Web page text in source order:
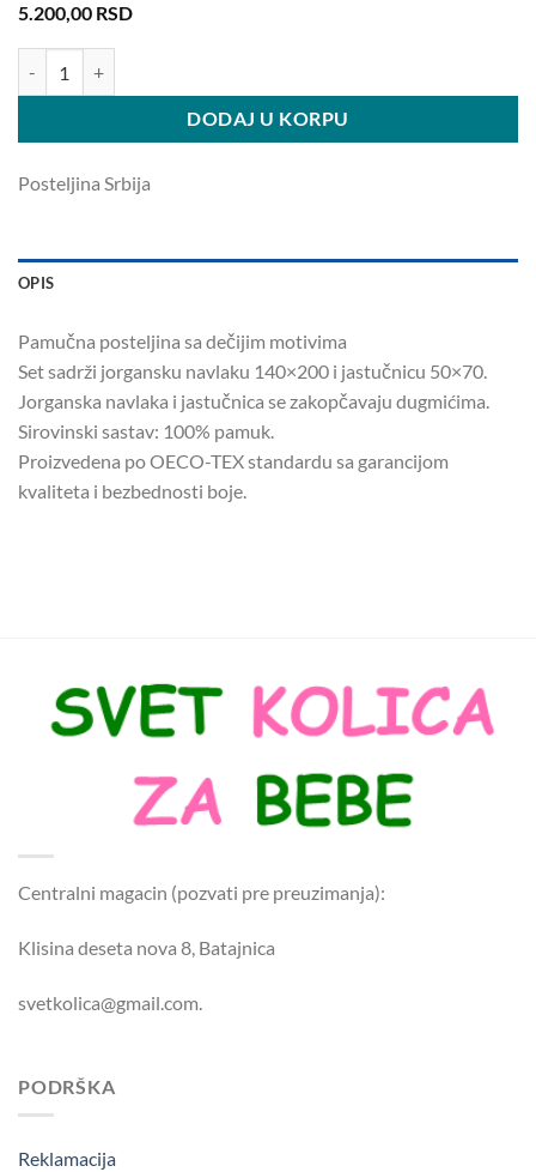
5.200,00 RSD
DODAJ U KORPU
Posteljina Srbija
OPIS
Pamučna posteljina sa dečijim motivima
Set sadrži jorgansku navlaku 140×200 i jastučnicu 50×70.
Jorganska navlaka i jastučnica se zakopčavaju dugmićima.
Sirovinski sastav: 100% pamuk.
Proizvedena po OECO-TEX standardu sa garancijom
kvaliteta i bezbednosti boje.
Centralni magacin (pozvati pre preuzimanja):
Klisina deseta nova 8, Batajnica
svetkolica@gmail.com.
PODRŠKA
Reklamacija